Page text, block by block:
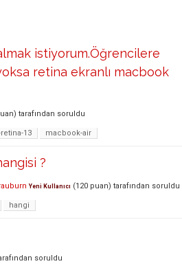
istiyorum.Öğrencilere
retina ekranlı macbook
tarafından soruldu
13 macbook-air
?
Yeni Kullanıcı (120 puan) tarafından soruldu
hangi
soruldu